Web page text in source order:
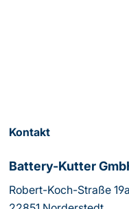
Kontakt
Battery-Kutter
Robert-Koch-Straße 19a